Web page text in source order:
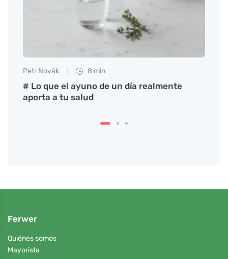
Petr Novák 8 min
# Lo que el ayuno de un día realmente
aporta a tu salud
Ferwer
Quiénes somos
Mayorista